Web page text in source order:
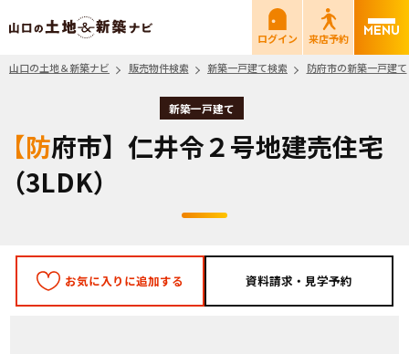
山口の土地＆新築ナビ
ログイン
来店予約
山口の土地＆新築ナビ
販売物件検索 新築一戸建て検索 防府市の新築一戸建て
新築一戸建て
【防府市】仁井令２号地建売住宅
（3LDK）
お気に入りに追加する